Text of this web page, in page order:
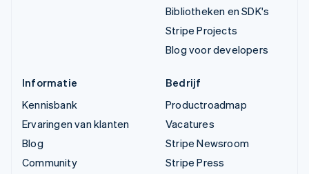
Bibliotheken en SDK's
Stripe Projects
Blog voor developers
Informatie
Kennisbank
Ervaringen van klanten
Blog
Community
Bedrijf
Productroadmap
Vacatures
Stripe Newsroom
Stripe Press